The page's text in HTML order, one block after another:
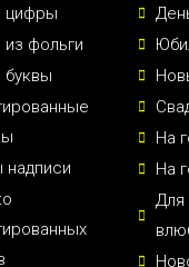
фольги
надписи
На
На
Для